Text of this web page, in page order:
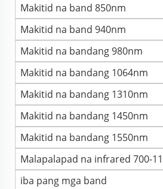
Makitid na band 850nm
Makitid na band 940nm
Makitid na bandang 980nm
Makitid na bandang 1064nm
Makitid na bandang 1310nm
Makitid na bandang 1450nm
Makitid na bandang 1550nm
Malapalapad na infrared 700-
iba pang mga band